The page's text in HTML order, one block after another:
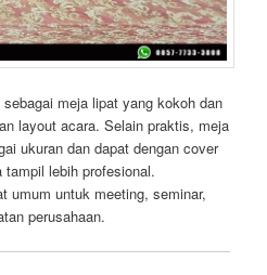
meja lipat yang kokoh dan
layout acara. Selain praktis, meja
ukuran dan dapat dengan cover
lebih profesional.
umum untuk meeting, seminar,
perusahaan.